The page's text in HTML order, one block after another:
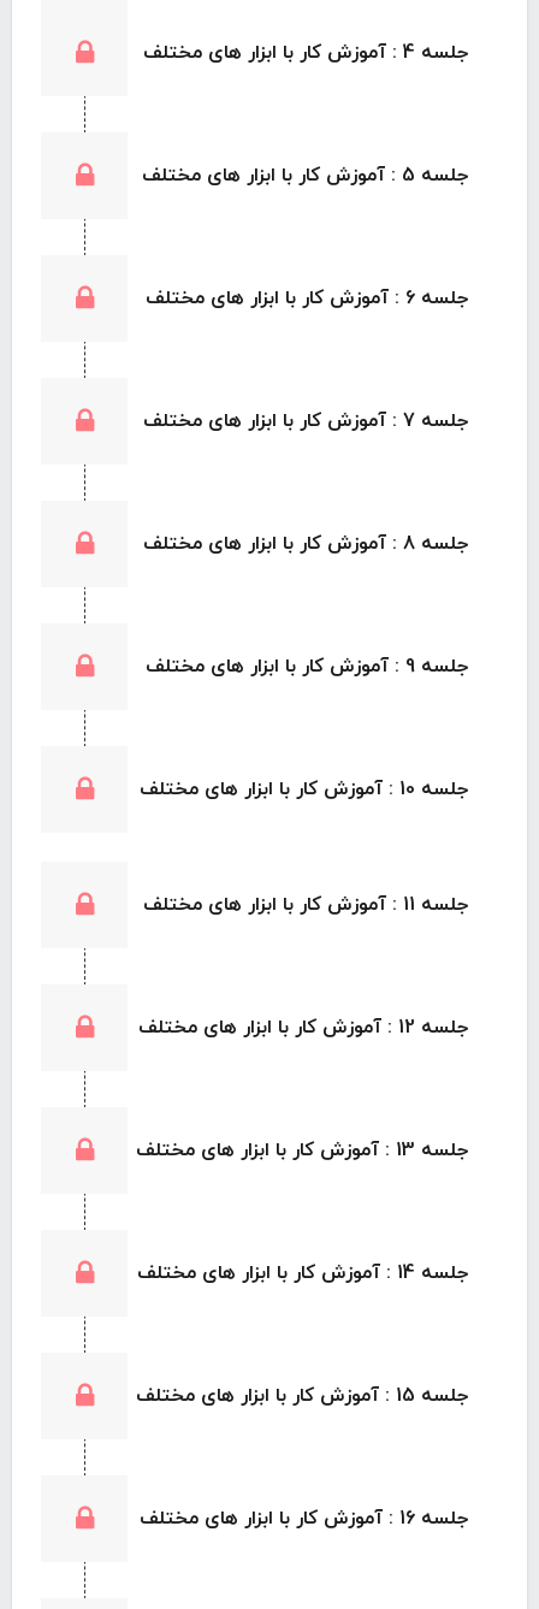
جلسه 4 : آموزش کار با ابزار های مختلف
جلسه 5 : آموزش کار با ابزار های مختلف
جلسه 6 : آموزش کار با ابزار های مختلف
جلسه 7 : آموزش کار با ابزار های مختلف
جلسه 8 : آموزش کار با ابزار های مختلف
جلسه 9 : آموزش کار با ابزار های مختلف
جلسه 10 : آموزش کار با ابزار های مختلف
جلسه 11 : آموزش کار با ابزار های مختلف
جلسه 12 : آموزش کار با ابزار های مختلف
جلسه 13 : آموزش کار با ابزار های مختلف
جلسه 14 : آموزش کار با ابزار های مختلف
جلسه 15 : آموزش کار با ابزار های مختلف
جلسه 16 : آموزش کار با ابزار های مختلف